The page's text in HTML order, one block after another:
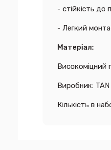
- стійкість до
- Легкий
Матеріал:
Високоміцний
Виробник: TAN
Кількість в